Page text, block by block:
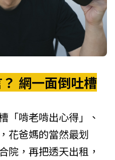
網一面倒吐槽
「啃老啃出心得」、
花爸媽的當然最划
院，再把透天出租，